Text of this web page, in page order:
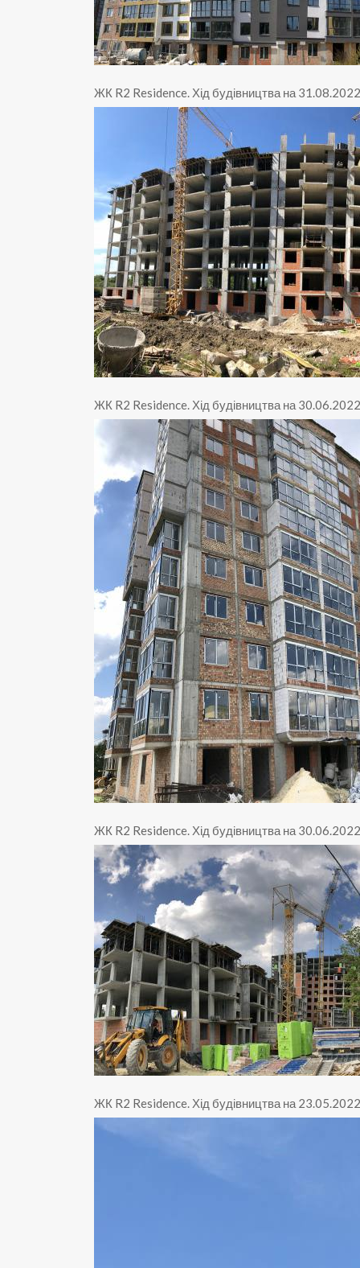
ЖК R2 Residence. Хід будівництва на 31.08.2022
ЖК R2 Residence. Хід будівництва на 30.06.2022
ЖК R2 Residence. Хід будівництва на 30.06.2022
ЖК R2 Residence. Хід будівництва на 23.05.2022